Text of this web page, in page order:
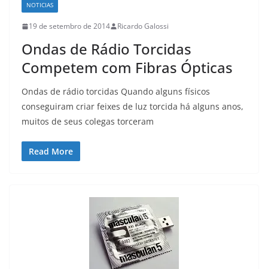
NOTICIAS
19 de setembro de 2014 Ricardo Galossi
Ondas de Rádio Torcidas
Competem com Fibras Ópticas
Ondas de rádio torcidas Quando alguns físicos
conseguiram criar feixes de luz torcida há alguns anos,
muitos de seus colegas torceram
Read More